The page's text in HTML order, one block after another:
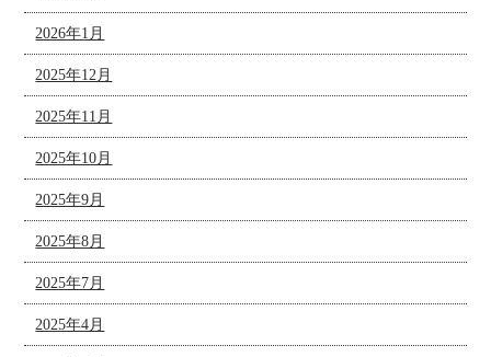
2026年1月
2025年12月
2025年11月
2025年10月
2025年9月
2025年8月
2025年7月
2025年4月